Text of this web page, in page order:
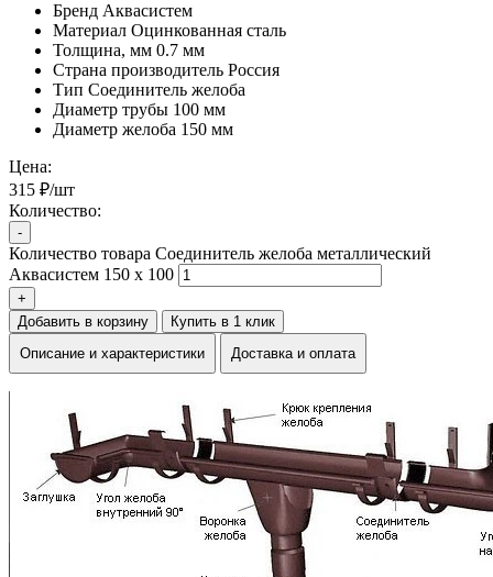
Бренд Аквасистем
Материал Оцинкованная сталь
Толщина, мм 0.7 мм
Страна производитель Россия
Тип Соединитель желоба
Диаметр трубы 100 мм
Диаметр желоба 150 мм
Цена:
315 ₽/шт
Количество:
-
Количество товара Соединитель желоба металлический
Аквасистем 150 х 100
+
Добавить в корзину
Купить в 1 клик
Описание и характеристики
Доставка и оплата